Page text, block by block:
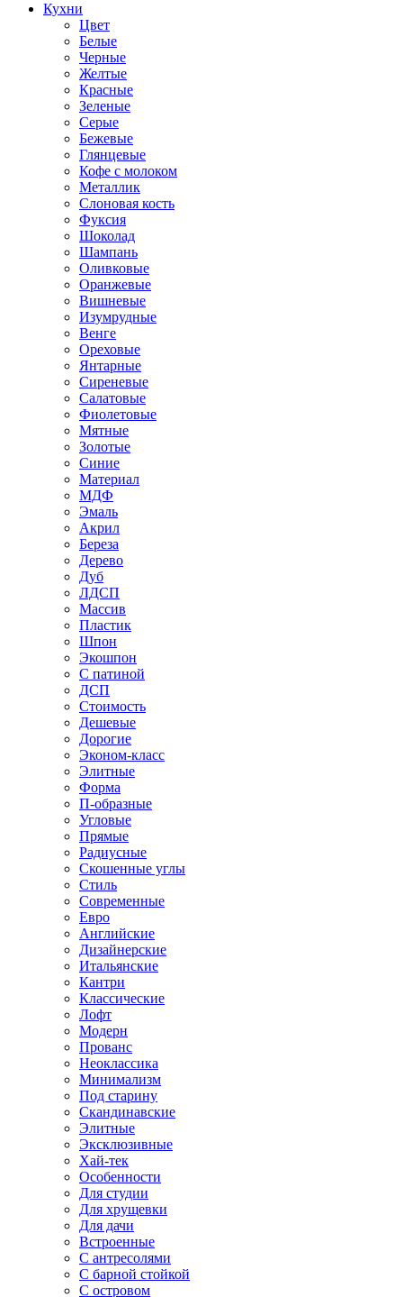
Кухни
Цвет
Белые
Черные
Желтые
Красные
Зеленые
Серые
Бежевые
Глянцевые
Кофе с молоком
Металлик
Слоновая кость
Фуксия
Шоколад
Шампань
Оливковые
Оранжевые
Вишневые
Изумрудные
Венге
Ореховые
Янтарные
Сиреневые
Салатовые
Фиолетовые
Мятные
Золотые
Синие
Материал
МДФ
Эмаль
Акрил
Береза
Дерево
Дуб
ЛДСП
Массив
Пластик
Шпон
Экошпон
С патиной
ДСП
Стоимость
Дешевые
Дорогие
Эконом-класс
Элитные
Форма
П-образные
Угловые
Прямые
Радиусные
Скошенные углы
Стиль
Современные
Евро
Английские
Дизайнерские
Итальянские
Кантри
Классические
Лофт
Модерн
Прованс
Неоклассика
Минимализм
Под старину
Скандинавские
Элитные
Эксклюзивные
Хай-тек
Особенности
Для студии
Для хрущевки
Для дачи
Встроенные
С антресолями
С барной стойкой
С островом